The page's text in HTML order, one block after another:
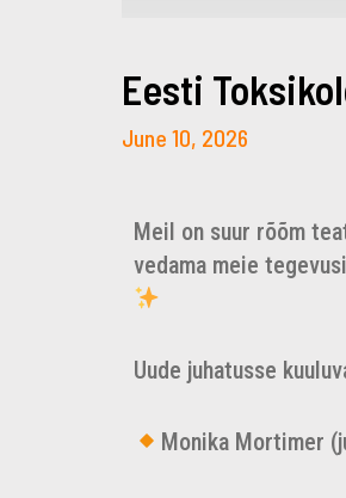
Eesti
June 10, 2026
Meil on suur rõõm
vedama meie
Uude juhatusse
Monika Mortimer